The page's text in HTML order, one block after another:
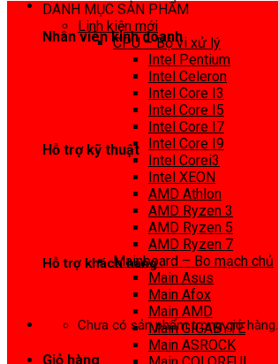
Nhân viên kinh doanh
Hỗ trợ kỹ thuật
Hỗ trợ khách hàng
Chưa có sản phẩm trong giỏ hàng.
Giỏ hàng
DANH MỤC SẢN PHẨM
Linh kiện mới
CPU – Bộ vi xử lý
Intel Pentium
Intel Celeron
Intel Core I3
Intel Core I5
Intel Core I7
Intel Core I9
Intel Corei3
Intel XEON
AMD Athlon
AMD Ryzen 3
AMD Ryzen 5
AMD Ryzen 7
Mainboard – Bo mạch chủ
Main Asus
Main Afox
Main AMD
Main GIGABYTE
Main ASROCK